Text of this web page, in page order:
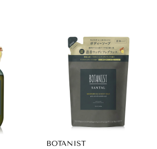
BOTANIST